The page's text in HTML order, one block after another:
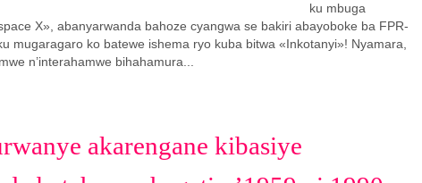
ku mbuga
X», abanyarwanda bahoze cyangwa se bakiri abayoboke ba FPR-
mugaragaro ko batewe ishema ryo kuba bitwa «Inkotanyi»! Nyamara,
n’interahamwe bihahamura...
akarengane kibasiye